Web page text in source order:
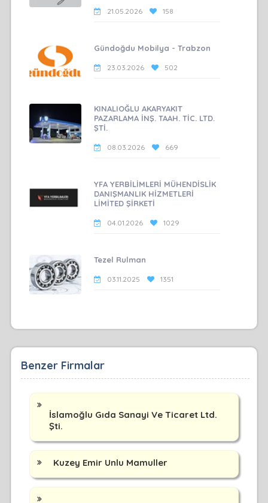
21.05.2026 158
Gündoğdu Mobilya - Trabzon
23.03.2026 502
KINALIOĞLU AKARYAKIT
PAZARLAMA İNŞ. TAAH. TİC. LTD.
ŞTİ.
08.03.2026 669
YFA YERBİLİMLERİ MÜHENDİSLİK
DANIŞMANLIK HİZMETLERİ
LİMİTED ŞİRKETİ
04.01.2026 1029
Tezel Rulman
03.11.2025 1351
Benzer Firmalar
İslamoğlu Gıda Sanayi Ve Ticaret Ltd.
Şti.
Kuzey Emir Unlu Mamuller